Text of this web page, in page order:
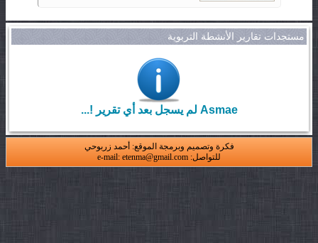
مستجدات تقارير الأنشطة التربوية
Asmae لم يسجل بعد أي تقرير !...
فكرة وتصميم وبرمجة الموقع: أحمد زربوحي
للتواصل: e-mail: etenma@gmail.com